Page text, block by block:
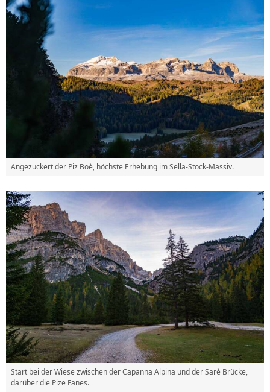
Angezuckert der Piz Boè, höchste Erhebung im Sella-Stock-Massiv.
Start bei der Wiese zwischen der Capanna Alpina und der Sarè Brücke,
darüber die Pize Fanes.